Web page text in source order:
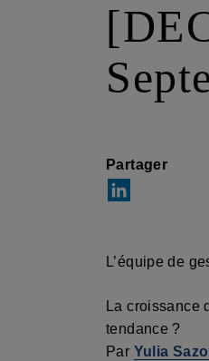
Partager
L’équipe de
La croissance
tendance ?
Par Yulia